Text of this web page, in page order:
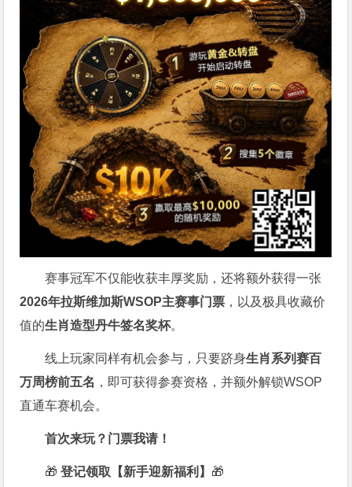
赛事冠军不仅能收获丰厚奖励，还将额外获得一张
2026年拉斯维加斯WSOP主赛事门票 ，以及极具收藏价
值的生肖造型丹牛签名奖杯。
线上玩家同样有机会参与，只要跻身生肖系列赛百
万周榜前五名 ，即可获得参赛资格，并额外解锁WSOP
直通车赛机会。
首次来玩？门票我请！
🎁 登记领取【新手迎新福利】 🎁